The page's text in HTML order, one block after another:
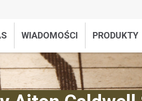
WIADOMOŚCI PRODUKTY